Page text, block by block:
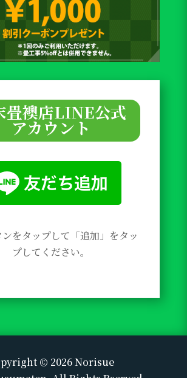
畳襖店LINE公式
アカウント
ンをタップして「追加」をタッ
プしてください。
© 2026 Norisue